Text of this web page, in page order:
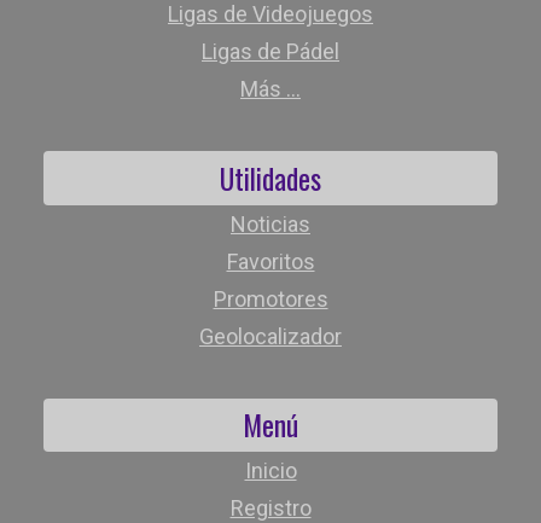
Ligas de Videojuegos
Ligas de Pádel
Más ...
Utilidades
Noticias
Favoritos
Promotores
Geolocalizador
Menú
Inicio
Registro